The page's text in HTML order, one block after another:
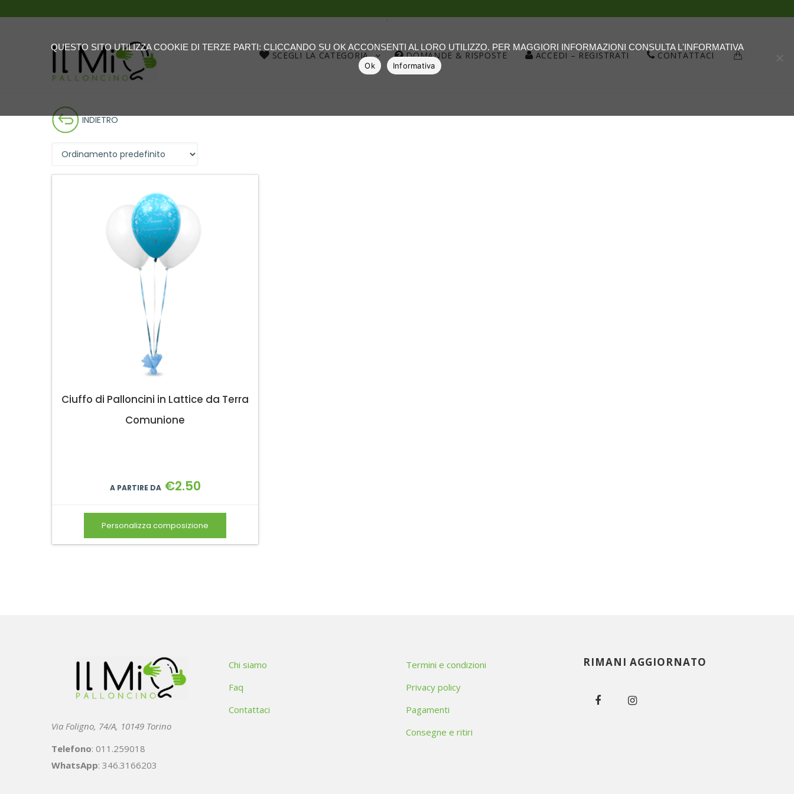
.
SCEGLI LA CATEGORIA DOMANDE & RISPOSTE ACCEDI – REGISTRATI CONTATTACI
INDIETRO
Ciuffo di Palloncini in Lattice da Terra
Comunione
A PARTIRE DA €2.50
Personalizza composizione
Via Foligno, 74/A, 10149 Torino
Telefono: 011.259018
WhatsApp: 346.3166203
Chi siamo
Faq
Contattaci
Termini e condizioni
Privacy policy
Pagamenti
Consegne e ritiri
RIMANI AGGIORNATO
QUESTO SITO UTILIZZA COOKIE DI TERZE PARTI: CLICCANDO SU OK ACCONSENTI AL LORO UTILIZZO. PER MAGGIORI INFORMAZIONI CONSULTA L'INFORMATIVA
Ok Informativa